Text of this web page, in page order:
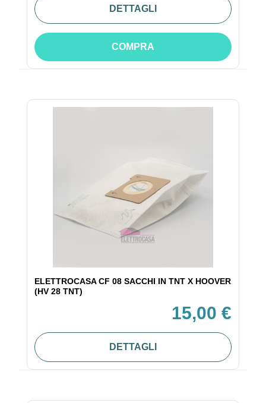
DETTAGLI
COMPRA
ELETTROCASA CF 08 SACCHI IN TNT X HOOVER
(HV 28 TNT)
15,00 €
DETTAGLI